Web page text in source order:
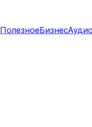
ПолезноеБизнес